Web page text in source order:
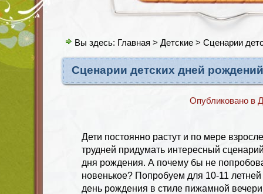
Вы здесь: Главная > Детские > Сценарии
Сценарии детских дней
Опубликовано в
Дети постоянно растут и по мере
трудней придумать интересный
дня рождения. А почему бы не
новенькое? Попробуем для 10-11
день рождения в стиле пижамной